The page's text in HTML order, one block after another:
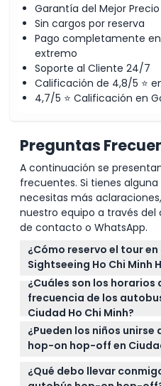
Garantía del Mejor Precio
Sin cargos por reserva
Pago completamente
extremo
Soporte al Cliente 24/7
Calificación de 4,8/5 ⭐
4,7/5 ⭐ Calificación en
Preguntas
A continuación se
frecuentes. Si tienes
necesitas más
nuestro equipo a través
de contacto o WhatsApp.
¿Cómo reservo el tour
Sightseeing Ho Chi Minh
Puede reservar
autobús Hop-on Hop-off
este sitio web.
de viaje y elija la opción
convenga para asegurar
¿Cuáles son los horarios
frecuencia de los
Ciudad Ho Chi Minh?
Los autobuses de la Ruta
de 9:00 AM a 4:00 PM,
mientras que la Ruta
9:00 AM a 3:45 PM con
¿Pueden los niños
hop-on hop-off en
Sí, los niños menores de
pero no tendrán asiento
¿Qué debo llevar